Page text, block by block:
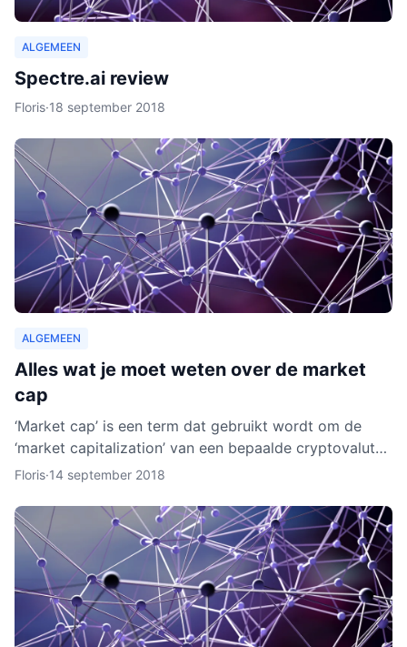
ALGEMEEN
Spectre.ai review
Floris·18 september 2018
ALGEMEEN
Alles wat je moet weten over de market
cap
‘Market cap’ is een term dat gebruikt wordt om de
‘market capitalization’ van een bepaalde cryptovaluta
uit te drukken. Aan de hand van berekeningen van de
Floris·14 september 2018